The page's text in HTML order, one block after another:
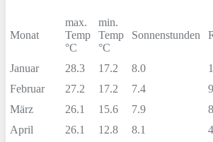
Monat
max.
Temp
°C
min.
Temp
°C
Sonnenstunden
Januar 28.3 17.2 8.0
Februar
27.2 17.2 7.4 9
März
26.1 15.6 7.9 8
April
26.1 12.8 8.1 4